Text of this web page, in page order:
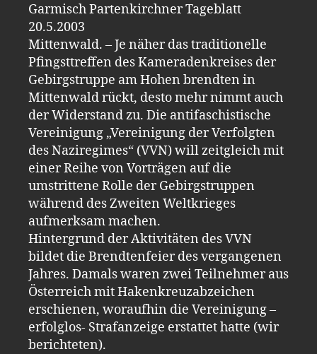
Garmisch Partenkirchner Tageblatt
20.5.2003
Mittenwald. – Je näher das traditionelle
Pfingsttreffen des Kameradenkreises der
Gebirgstruppe am Hohen brendten in
Mittenwald rückt, desto mehr nimmt auch
der Widerstand zu. Die antifaschistische
Vereinigung „Vereinigung der Verfolgten
des Naziregimes“ (VVN) will zeitgleich mit
einer Reihe von Vorträgen auf die
umstrittene Rolle der Gebirgstruppen
während des Zweiten Weltkrieges
aufmerksam machen.
Hintergrund der Aktivitäten des VVN
bildet die Brendtenfeier des vergangenen
Jahres. Damals waren zwei Teilnehmer aus
Österreich mit Hakenkreuzabzeichen
erschienen, woraufhin die Vereinigung –
erfolglos- Strafanzeige erstattet hatte (wir
berichteten).